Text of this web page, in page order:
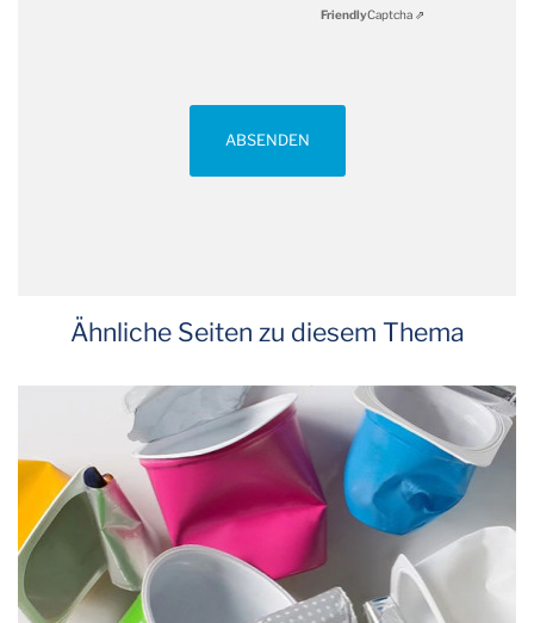
FriendlyCaptcha ⇗
ABSENDEN
Ähnliche Seiten zu diesem Thema